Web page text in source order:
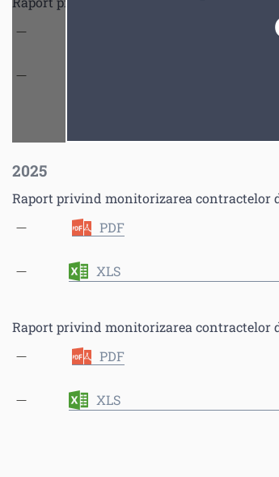
2025
Raport privind monitorizarea contractelor
PDF
XLS
Raport privind monitorizarea contractelor
PDF
XLS